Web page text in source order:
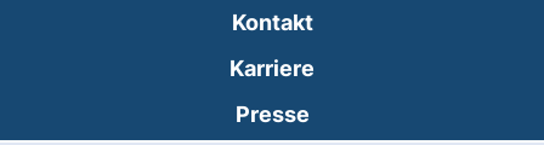
Kontakt
Karriere
Presse